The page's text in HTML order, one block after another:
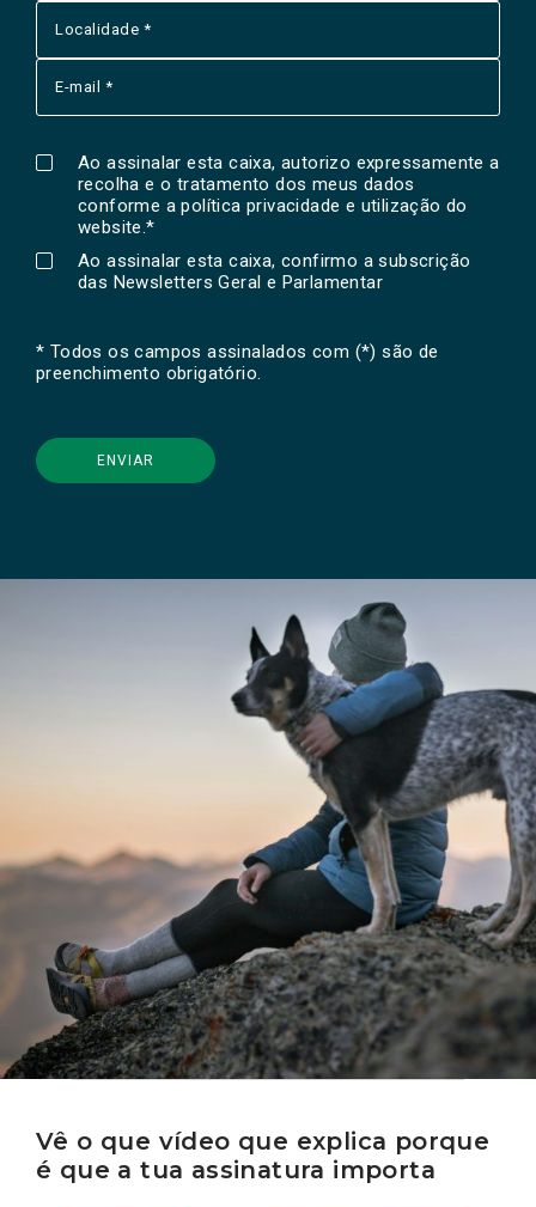
Ao assinalar esta caixa, autorizo expressamente a
recolha e o tratamento dos meus dados
conforme apolítica privacidade e utilização do
website.*
Ao assinalar esta caixa, confirmo a subscrição
das Newsletters Geral e Parlamentar
* Todos os campos assinalados com (*) são de
preenchimento obrigatório.
Vê o que vídeo que explica porque
é que a tua assinatura importa